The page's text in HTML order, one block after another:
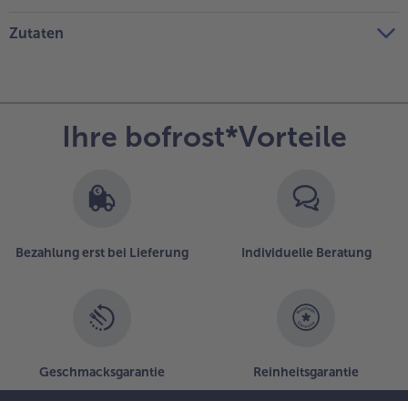
Zutaten
Ihre bofrost*Vorteile
Bezahlung erst bei Lieferung Individuelle Beratung
Geschmacksgarantie Reinheitsgarantie